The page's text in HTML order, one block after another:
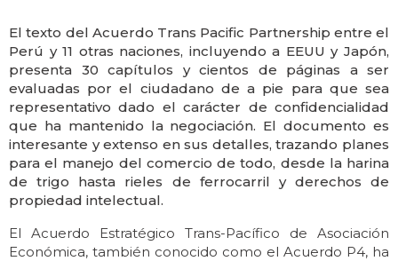
El texto del Acuerdo Trans Pacific Partnership entre el
Perú y 11 otras naciones, incluyendo a EEUU y Japón,
presenta 30 capítulos y cientos de páginas a ser
evaluadas por el ciudadano de a pie para que sea
representativo dado el carácter de confidencialidad
que ha mantenido la negociación. El documento es
interesante y extenso en sus detalles, trazando planes
para el manejo del comercio de todo, desde la harina
de trigo hasta rieles de ferrocarril y derechos de
propiedad intelectual.
El Acuerdo Estratégico Trans-Pacífico de Asociación
Económica, también conocido como el Acuerdo P4, ha